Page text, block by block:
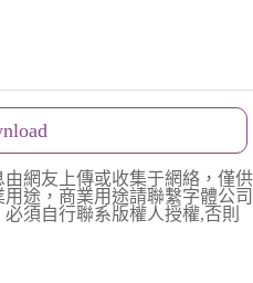
網友上傳或收集于網絡，僅供
途，商業用途請聯繫字體公司
須自行聯系版權人授權,否則